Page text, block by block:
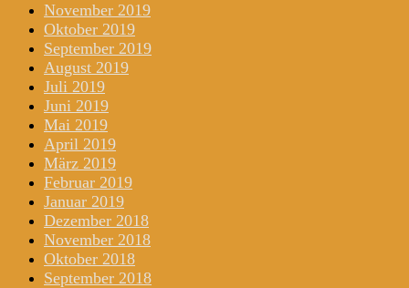
November 2019
Oktober 2019
September 2019
August 2019
Juli 2019
Juni 2019
Mai 2019
April 2019
März 2019
Februar 2019
Januar 2019
Dezember 2018
November 2018
Oktober 2018
September 2018